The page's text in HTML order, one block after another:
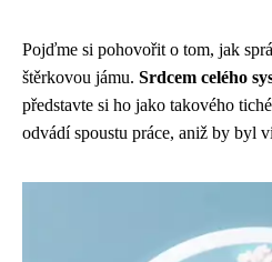
Pojďme si pohovořit o tom, jak
štěrkovou jámu. Srdcem celého
představte si ho jako takového
odvádí spoustu práce, aniž by byl